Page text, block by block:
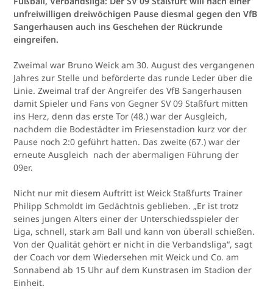
unfreiwilligen dreiwöchigen Pause diesmal gegen den VfB
Sangerhausen auch ins Geschehen der Rückrunde
eingreifen.
Zweimal war Bruno Weick am 30. August des vergangenen
Jahres zur Stelle und beförderte das runde Leder über die
Linie. Zweimal traf der Angreifer des VfB Sangerhausen
damit Spieler und Fans von Gegner SV 09 Staßfurt mitten
ins Herz, denn das erste Tor (48.) war der Ausgleich,
nachdem die Bodestädter im Friesenstadion kurz vor der
Pause noch 2:0 geführt hatten. Das zweite (67.) war der
erneute Ausgleich nach der abermaligen Führung der
09er.
Nicht nur mit diesem Auftritt ist Weick Staßfurts Trainer
Philipp Schmoldt im Gedächtnis geblieben. „Er ist trotz
seines jungen Alters einer der Unterschiedsspieler der
Liga, schnell, stark am Ball und kann von überall schießen.
Von der Qualität gehört er nicht in die Verbandsliga“, sagt
der Coach vor dem Wiedersehen mit Weick und Co. am
Sonnabend ab 15 Uhr auf dem Kunstrasen im Stadion der
Einheit.